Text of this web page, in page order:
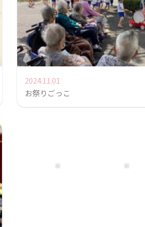
2024.11.01
お祭りごっこ